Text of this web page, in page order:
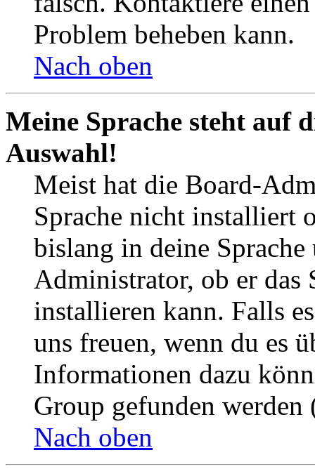
Problem beheben kann.
Nach oben
Meine Sprache steht auf
Auswahl!
Meist hat die Board-
Sprache nicht installiert
bislang in deine
Administrator, ob er das
installieren kann. Falls
uns freuen, wenn du es
Informationen dazu
Group gefunden
Nach oben